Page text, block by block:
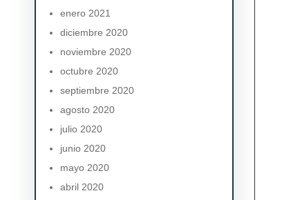
enero 2021
diciembre 2020
noviembre 2020
octubre 2020
septiembre 2020
agosto 2020
julio 2020
junio 2020
mayo 2020
abril 2020